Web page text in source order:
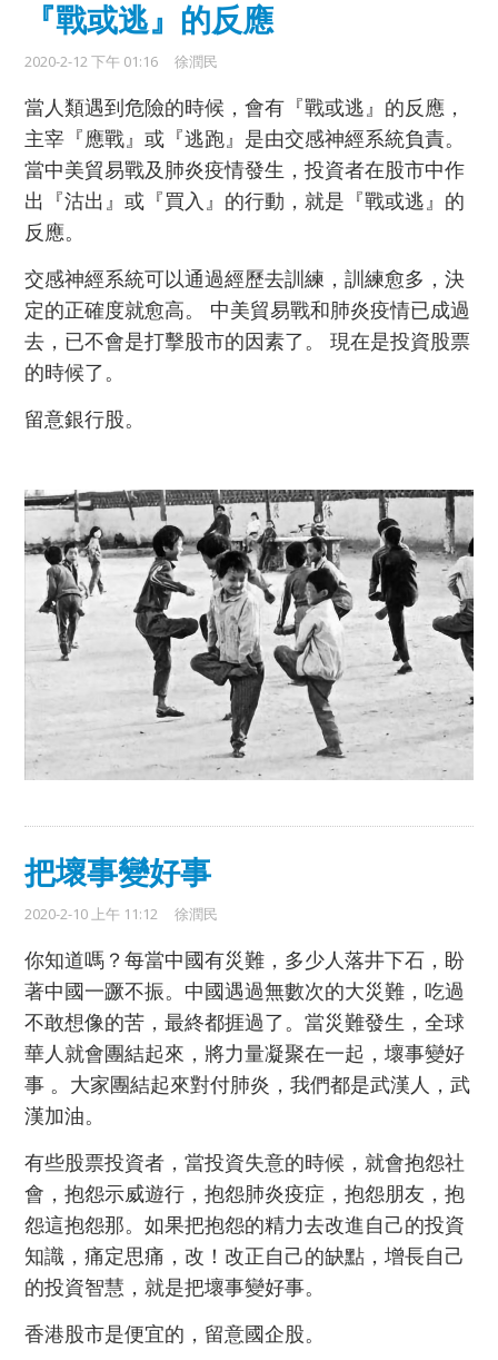
『戰或逃』的反應
2020-2-12 下午 01:16 徐潤民
當人類遇到危險的時候，會有『戰或逃』的反應，
主宰『應戰』或『逃跑』是由交感神經系統負責。
當中美貿易戰及肺炎疫情發生，投資者在股市中作
出『沽出』或『買入』的行動，就是『戰或逃』的
反應。
交感神經系統可以通過經歷去訓練，訓練愈多，決
定的正確度就愈高。 中美貿易戰和肺炎疫情已成過
去，已不會是打擊股市的因素了。 現在是投資股票
的時候了。
留意銀行股。
把壞事變好事
2020-2-10 上午 11:12 徐潤民
你知道嗎？每當中國有災難，多少人落井下石，盼
著中國一蹶不振。中國遇過無數次的大災難，吃過
不敢想像的苦，最終都捱過了。當災難發生，全球
華人就會團結起來，將力量凝聚在一起，壞事變好
事 。大家團結起來對付肺炎，我們都是武漢人，武
漢加油。
有些股票投資者，當投資失意的時候，就會抱怨社
會，抱怨示威遊行，抱怨肺炎疫症，抱怨朋友，抱
怨這抱怨那。如果把抱怨的精力去改進自己的投資
知識，痛定思痛，改！改正自己的缺點，增長自己
的投資智慧，就是把壞事變好事。
香港股市是便宜的，留意國企股。